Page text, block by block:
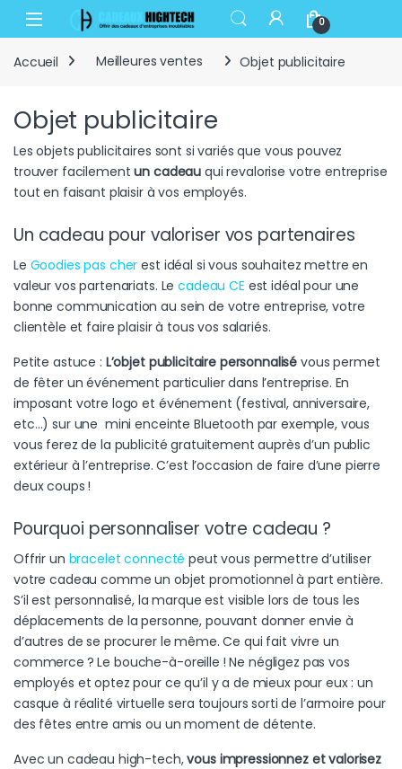
Skip to navigation
Skip to content
Open 0
Accueil Meilleures ventes Objet publicitaire
Objet publicitaire
Les objets publicitaires sont si variés que vous pouvez
trouver facilementun cadeau qui revalorise votre entreprise
tout en faisant plaisir à vos employés.
Un cadeau pour valoriser vos partenaires
Le Goodies pas cher est idéal si vous souhaitez mettre en
valeur vos partenariats. Le cadeau CE est idéal pour une
bonne communication au sein de votre entreprise, votre
clientèle et faire plaisir à tous vos salariés.
Petite astuce : L’objet publicitaire personnalisé vous permet
de fêter un événement particulier dans l’entreprise. En
imposant votre logo et événement (festival, anniversaire,
etc…) sur une mini enceinte Bluetooth par exemple, vous
vous ferez de la publicité gratuitement auprès d’un public
extérieur à l’entreprise. C’est l’occasion de faire d’une pierre
deux coups !
Pourquoi personnaliser votre cadeau ?
Offrir un bracelet connecté peut vous permettre d’utiliser
votre cadeau comme un objet promotionnel à part entière.
S’il est personnalisé, la marque est visible lors de tous les
déplacements de la personne, pouvant donner envie à
d’autres de se procurer le même. Ce qui fait vivre un
commerce ? Le bouche-à-oreille ! Ne négligez pas vos
employés et optez pour ce qu’il y a de mieux pour eux : un
casque à réalité virtuelle sera toujours sorti de l’armoire pour
des fêtes entre amis ou un moment de détente.
Avec un cadeau high-tech,vous impressionnez et valorisez